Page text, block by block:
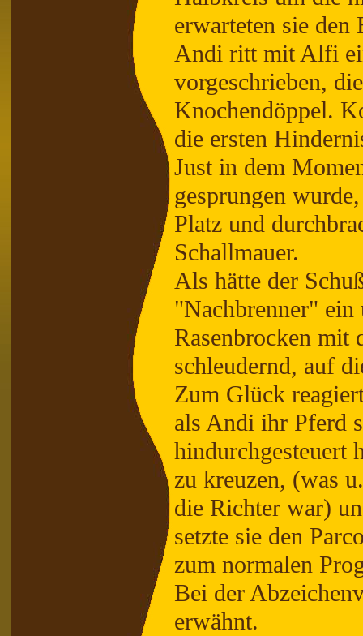
erwarteten sie
Andi ritt mit Alfi
vorgeschrieben,
Knochendöppel.
die ersten
Just in dem
gesprungen
Platz und
Schallmauer.
Als hätte der
"Nachbrenner" ein
Rasenbrocken
schleudernd, auf
Zum Glück
als Andi ihr Pferd
hindurchgesteuert
zu kreuzen, (was
die Richter war)
setzte sie den
zum normalen
Bei der
erwähnt.